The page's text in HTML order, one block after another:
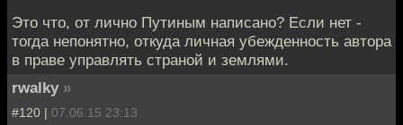
Это что, от лично Путиным написано? Если нет -
тогда непонятно, откуда личная убежденность автора
в праве управлять страной и землями.
rwalky »
#120 | 07.06.15 23:13